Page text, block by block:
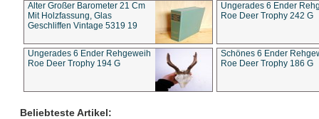
Alter Großer Barometer 21 Cm
Mit Holzfassung, Glas
Geschliffen Vintage 5319 19
Ungerades 6 Ender
Roe Deer Trophy 242 G
Ungerades 6 Ender Rehgeweih
Roe Deer Trophy 194 G
Schönes 6 Ender
Roe Deer Trophy 186 G
Beliebteste Artikel: